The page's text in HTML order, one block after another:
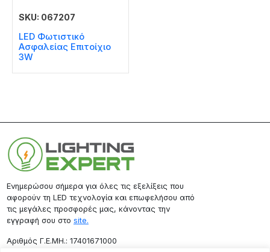
SKU: 067207
LED Φωτιστικό
Ασφαλείας Επιτοίχιο
3W
Ενημερώσου σήμερα για όλες τις εξελίξεις που
αφορούν τη LED τεχνολογία και επωφελήσου από
τις μεγάλες προσφορές μας, κάνοντας την
εγγραφή σου στο site.
Aριθμός Γ.Ε.ΜΗ.: 17401671000